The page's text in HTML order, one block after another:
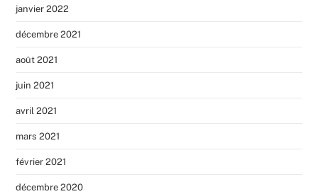
janvier 2022
décembre 2021
août 2021
juin 2021
avril 2021
mars 2021
février 2021
décembre 2020